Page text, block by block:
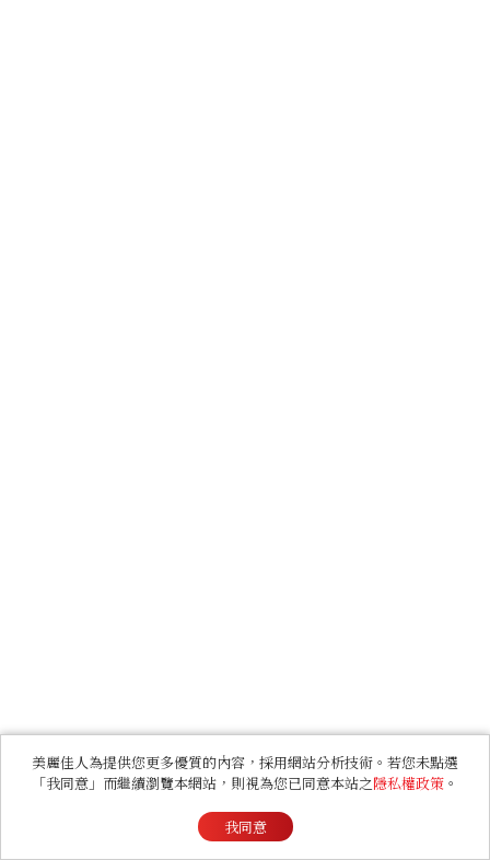
美麗佳人為提供您更多優質的內容，採用網站分析技術。若您未點選
「我同意」而繼續瀏覽本網站，則視為您已同意本站之隱私權政策 。
我同意